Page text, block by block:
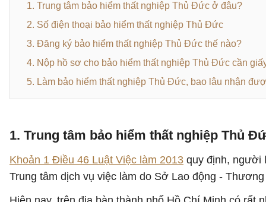
1. Trung tâm bảo hiểm thất nghiệp Thủ Đức ở đâu?
2. Số điện thoại bảo hiểm thất nghiệp Thủ Đức
3. Đăng ký bảo hiểm thất nghiệp Thủ Đức thế nào?
4. Nộp hồ sơ cho bảo hiểm thất nghiệp Thủ Đức cần
5. Làm bảo hiểm thất nghiệp Thủ Đức, bao lâu nhận
1. Trung tâm bảo hiểm thất nghiệp Thủ
Khoản 1 Điều 46 Luật Việc làm 2013 quy định, người
Trung tâm dịch vụ việc làm do Sở Lao động -